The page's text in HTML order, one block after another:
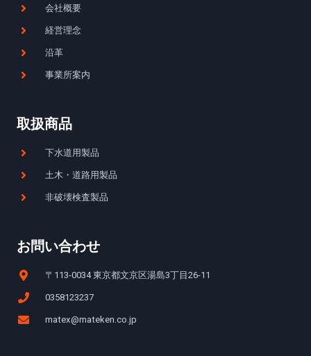
会社概要
経営理念
沿革
事業所案内
取扱商品
下水道用製品
土木・道路用製品
非破壊検査製品
お問い合わせ
〒113-0034 東京都文京区湯島3丁目26-11
0358123237
matex@mateken.co.jp